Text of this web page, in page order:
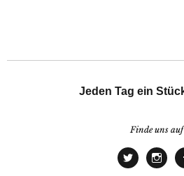
Jeden Tag ein
Finde uns auf